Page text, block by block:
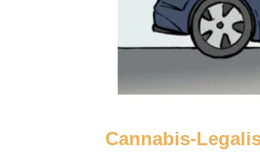
Cannabis-